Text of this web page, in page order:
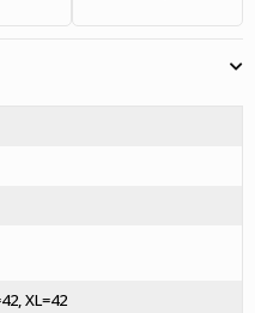
XL=42